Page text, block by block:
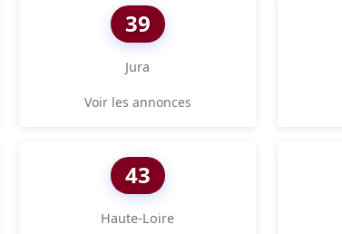
39
Jura
Voir les annonces
43
Haute-Loire